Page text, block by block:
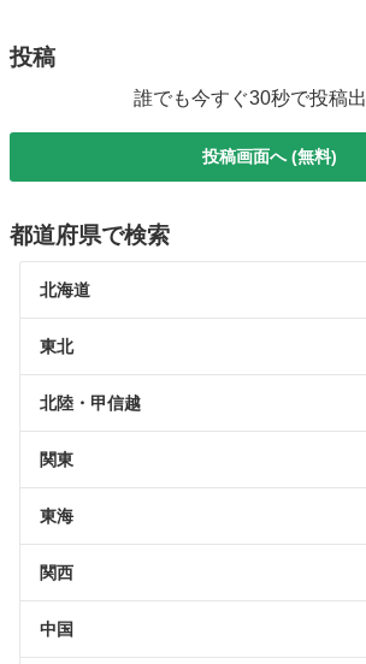
投稿
誰でも今すぐ30秒で投稿
投稿画面へ (無料)
都道府県で検索
北海道
東北
北陸・甲信越
関東
東海
関西
中国